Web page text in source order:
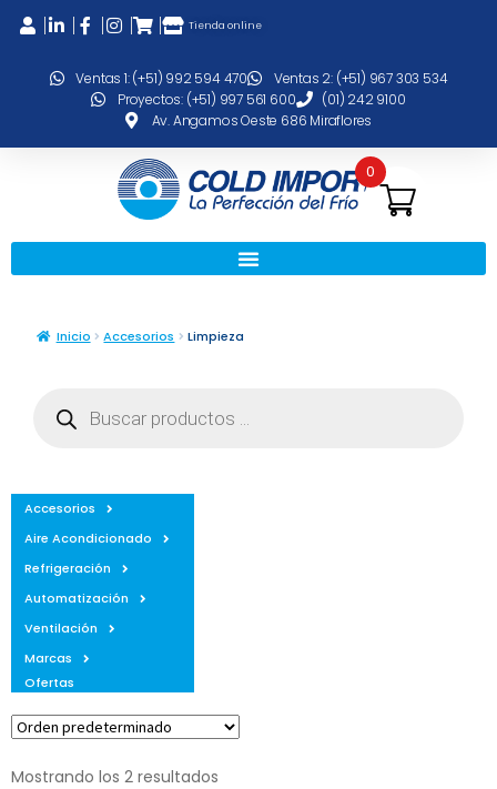
Ventas 1: (+51) 992 594 470
Ventas 2: (+51) 967 303 534
Proyectos: (+51) 997 561 600
(01) 242 9100
Av. Angamos Oeste 686 Miraflores
Tienda online
Inicio Accesorios Limpieza
Accesorios
Aire Acondicionado
Refrigeración
Automatización
Ventilación
Marcas
Ofertas
Mostrando los 2 resultados
0